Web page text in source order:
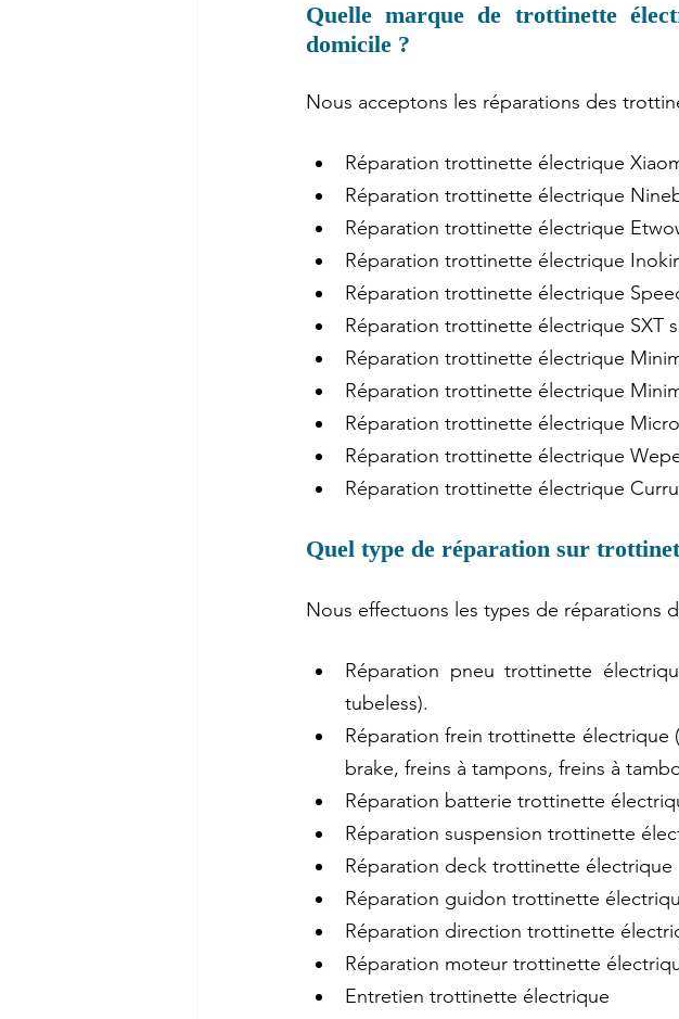
Quelle marque de trottinette
domicile ?
Nous acceptons les réparations des
Réparation trottinette électrique
Réparation trottinette électrique
Réparation trottinette électrique
Réparation trottinette électrique
Réparation trottinette électrique
Réparation trottinette électrique SXT
Réparation trottinette électrique
Réparation trottinette électrique
Réparation trottinette électrique Micro
Réparation trottinette électrique
Réparation trottinette électrique
Quel type de réparation sur
Nous effectuons les types de réparations
Réparation pneu trottinette
tubeless).
Réparation frein trottinette électrique
brake, freins à tampons, freins à
Réparation batterie trottinette
Réparation suspension trottinette
Réparation deck trottinette électrique
Réparation guidon trottinette
Réparation direction trottinette
Réparation moteur trottinette
Entretien trottinette électrique